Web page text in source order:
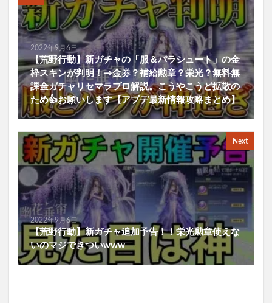
2022年9月6日
【荒野行動】新ガチャの「服＆パラシュート」の金
枠スキンが判明！→金券？補給勲章？栄光？無料無
課金ガチャリセマラプロ解説。こうやこうど拡散の
ため👍お願いします【アプデ最新情報攻略まとめ】
Next
2022年9月6日
【荒野行動】新ガチャ追加予告！！栄光勲章使えな
いのマジできついwww